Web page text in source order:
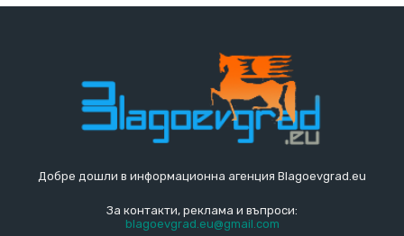
Добре дошли в информационна агенция Blagoevgrad.eu
За контакти, реклама и въпроси:
blagoevgrad.eu@gmail.com